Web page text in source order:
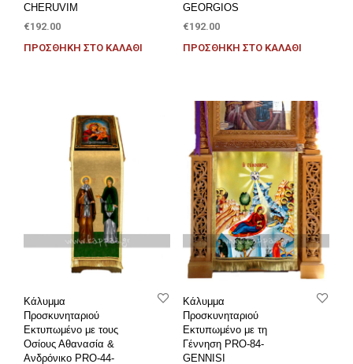
CHERUVIM
€192.00
ΠΡΟΣΘΉΚΗ ΣΤΟ ΚΑΛΆΘΙ
GEORGIOS
€192.00
ΠΡΟΣΘΉΚΗ ΣΤΟ ΚΑΛΆΘΙ
Κάλυμμα
Προσκυνηταριού
Εκτυπωμένο με τους
Οσίους Αθανασία &
Ανδρόνικο PRO-44-
Κάλυμμα
Προσκυνηταριού
Εκτυπωμένο με τη
Γέννηση PRO-84-
GENNISI